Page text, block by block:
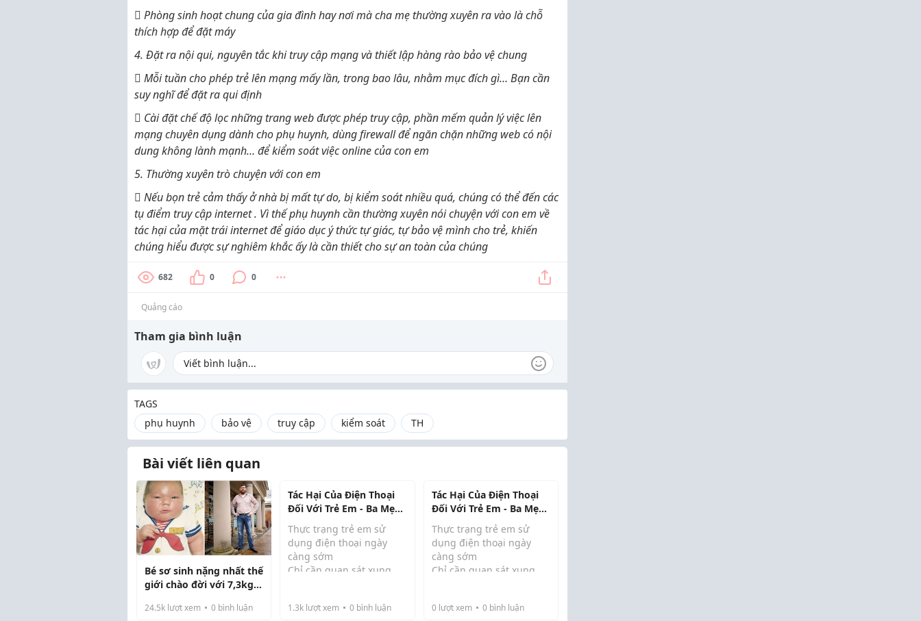
 Phòng sinh hoạt chung của gia đình hay nơi mà cha mẹ thường xuyên ra vào là chỗ
thích hợp để đặt máy
4. Đặt ra nội qui, nguyên tắc khi truy cập mạng và thiết lập hàng rào bảo vệ chung
 Mỗi tuần cho phép trẻ lên mạng mấy lần, trong bao lâu, nhằm mục đích gì… Bạn cần
suy nghĩ để đặt ra qui định
 Cài đặt chế độ lọc những trang web được phép truy cập, phần mếm quản lý việc lên
mạng chuyên dụng dành cho phụ huynh, dùng firewall để ngăn chặn những web có nội
dung không lành mạnh… để kiểm soát việc online của con em
5. Thường xuyên trò chuyện với con em
 Nếu bọn trẻ cảm thấy ở nhà bị mất tự do, bị kiểm soát nhiều quá, chúng có thể đến các
tụ điểm truy cập internet . Vì thế phụ huynh cần thường xuyên nói chuyện với con em về
tác hại của mặt trái internet để giáo dục ý thức tự giác, tự bảo vệ mình cho trẻ, khiến
chúng hiểu được sự nghiêm khắc ấy là cần thiết cho sự an toàn của chúng
682 0 0
Quảng cáo
Tham gia bình luận
TAGS
phụ huynh
bảo vệ truy cập kiểm soát TH
Bài viết liên quan
Bé sơ sinh nặng nhất thế
giới chào đời với 7,3kg,
như thế nào
24.5k lượt xem 0 bình luận
Tác Hại Của Điện Thoại
Đối Với Trẻ Em - Ba Mẹ
Cần Biết Để Bảo Vệ Con
Thực trạng trẻ em sử
dụng điện thoại ngày
càng sớm
Chỉ cần quan sát xung
trẻ mới vài tuổi đã thành
1.3k lượt xem 0 bình luận
Tác Hại Của Điện Thoại
Đối Với Trẻ Em - Ba Mẹ
Cần Biết Để Bảo Vệ Con
Thực trạng trẻ em sử
dụng điện thoại ngày
càng sớm
Chỉ cần quan sát xung
trẻ mới vài tuổi đã thành
0lượt xem 0bình luận